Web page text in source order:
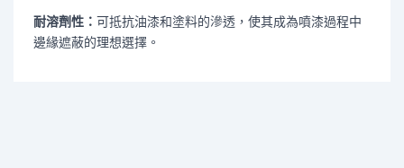
耐溶劑性：可抵抗油漆和塗料的滲透，使其成為噴漆過程中
邊緣遮蔽的理想選擇。